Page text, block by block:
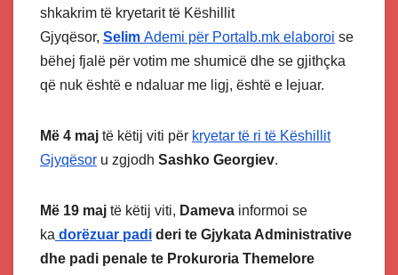
shkakrim të kryetarit të Këshillit
Gjyqësor, Selim Ademi për Portalb.mk elaboroi se
bëhej fjalë për votim me shumicë dhe se gjithçka
që nuk është e ndaluar me ligj, është e lejuar.
Më 4 maj të këtij viti për kryetar të ri të Këshillit
Gjyqësor u zgjodh Sashko Georgiev.
Më 19 maj të këtij viti, Dameva informoi se
ka dorëzuar padi deri te Gjykata Administrative
dhe padi penale te Prokuroria Themelore